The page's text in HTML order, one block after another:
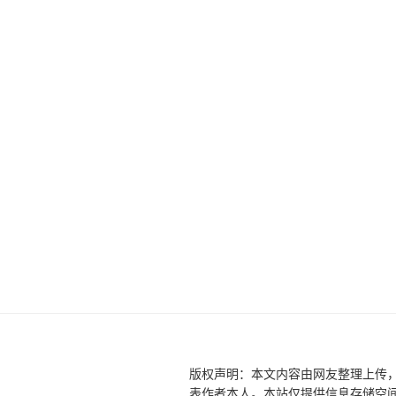
版权声明：本文内容由网友整理上传